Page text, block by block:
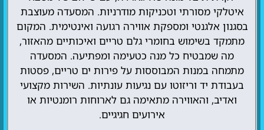
איטלקי מסורתי וטכניקות מודרניות. המסעדה מעוצבת
בסגנון אלגנטי ומספקת אווירה רגועה ואינטימית. המקום
מתמקד בשימוש בחומרי גלם טריים ואיכותיים מהאזור,
מה שמבטיח כל מנה כטעימה ומפתיעה. המסעדה
מתמחה במנות המבוססות על פירות ים טריים, פסטות
בעבודת יד וריזוטו עם נגיעות עונתיות. השירות מקצועי
ואדיב, והאווירה מתאימה גם לארוחות רומנטיות או
אירועים חגיגיים.